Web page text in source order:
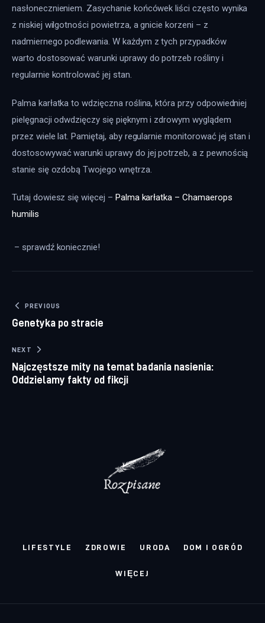
nasłonecznieniem. Zasychanie końcówek liści często wynika
z niskiej wilgotności powietrza, a gnicie korzeni – z
nadmiernego podlewania. W każdym z tych przypadków
warto dostosować warunki uprawy do potrzeb rośliny i
regularnie kontrolować jej stan.
Palma karłatka to wdzięczna roślina, która przy odpowiedniej
pielęgnacji odwdzięczy się pięknym i zdrowym wyglądem
przez wiele lat. Pamiętaj, aby regularnie monitorować jej stan i
dostosowywać warunki uprawy do jej potrzeb, a z pewnością
stanie się ozdobą Twojego wnętrza.
Tutaj dowiesz się więcej – Palma karłatka – Chamaerops
humilis
– sprawdź koniecznie!
Nawigacja wpisu
PREVIOUS
Genetyka po stracie
NEXT
Najczęstsze mity na temat badania nasienia:
Oddzielamy fakty od fikcji
LIFESTYLE ZDROWIE URODA DOM I OGRÓD
WIĘCEJ